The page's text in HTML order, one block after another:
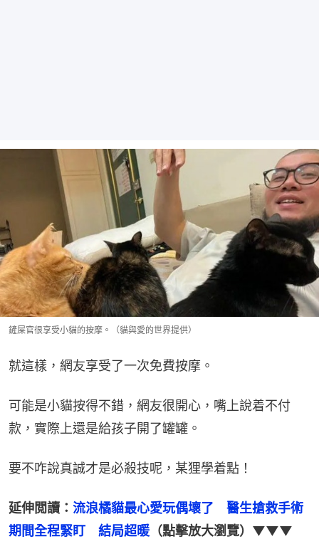
鏟屎官很享受小貓的按摩。（貓與愛的世界提供）
就這樣，網友享受了一次免費按摩。
可能是小貓按得不錯，網友很開心，嘴上說着不付
款，實際上還是給孩子開了罐罐。
要不咋說真誠才是必殺技呢，某狸學着點！
延伸閲讀： 流浪橘貓最心愛玩偶壞了　醫生搶救手術
期間全程緊盯　結局超暖 （點擊放大瀏覽）▼▼▼